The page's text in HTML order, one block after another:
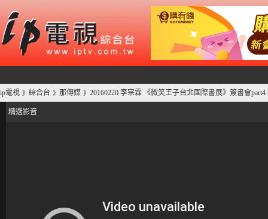
ip電視 》 綜合台 》 那傳媒 》 20160220 李宗霖 《微笑王子台北國際書展》簽書會
精選影音